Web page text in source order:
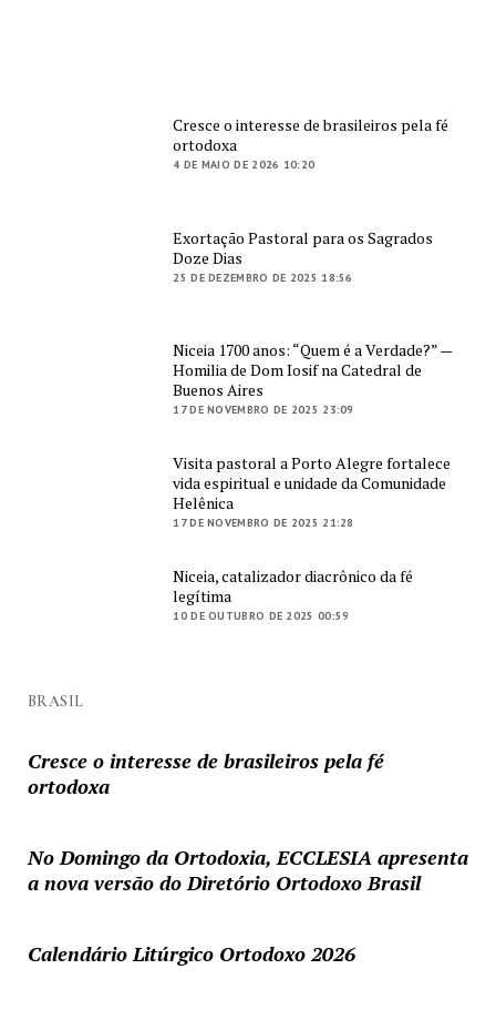
Cresce o interesse de brasileiros pela fé
ortodoxa
4 DE MAIO DE 2026 10:20
Exortação Pastoral para os Sagrados
Doze Dias
25 DE DEZEMBRO DE 2025 18:56
Niceia 1700 anos: “Quem é a Verdade?” —
Homilia de Dom Iosif na Catedral de
Buenos Aires
17 DE NOVEMBRO DE 2025 23:09
Visita pastoral a Porto Alegre fortalece
vida espiritual e unidade da Comunidade
Helênica
17 DE NOVEMBRO DE 2025 21:28
Niceia, catalizador diacrônico da fé
legítima
10 DE OUTUBRO DE 2025 00:59
BRASIL
Cresce o interesse de brasileiros pela fé
ortodoxa
No Domingo da Ortodoxia, ECCLESIA apresenta
a nova versão do Diretório Ortodoxo Brasil
Calendário Litúrgico Ortodoxo 2026